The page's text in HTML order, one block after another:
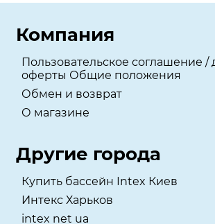
Компания
Пользовательское соглашение /
оферты Общие положения
Обмен и возврат
О магазине
Другие города
Купить бассейн Intex Киев
Интекс Харьков
intex net ua